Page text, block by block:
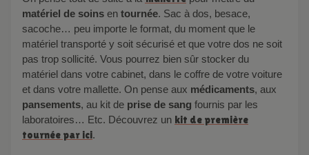
matériel de soins en tournée. Sac à dos, besace,
sacoche… peu importe le format, du moment que le
matériel transporté y soit sécurisé et que votre dos ne soit
pas trop sollicité. Vous pourrez bien sûr stocker du
matériel dans votre cabinet, dans le coffre de votre voiture
et dans votre mallette. On pense aux médicaments, aux
pansements, au kit de prise de sang fournis par les
laboratoires… Etc. Découvrez un kit de première
tournée par ici.